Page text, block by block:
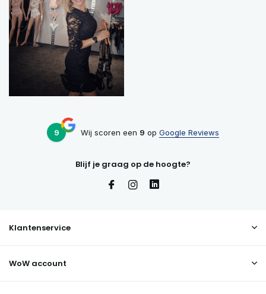
9 Wij scoren een 9 op Google Reviews
Blijf je graag op de hoogte?
Klantenservice
WoW account